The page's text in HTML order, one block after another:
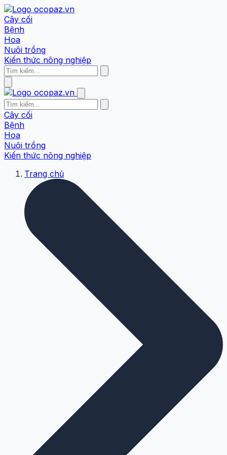
Cây cối
Bệnh
Hoa
Nuôi trồng
Kiến thức nông nghiệp
Cây cối
Bệnh
Hoa
Nuôi trồng
Kiến thức nông nghiệp
Trang chủ